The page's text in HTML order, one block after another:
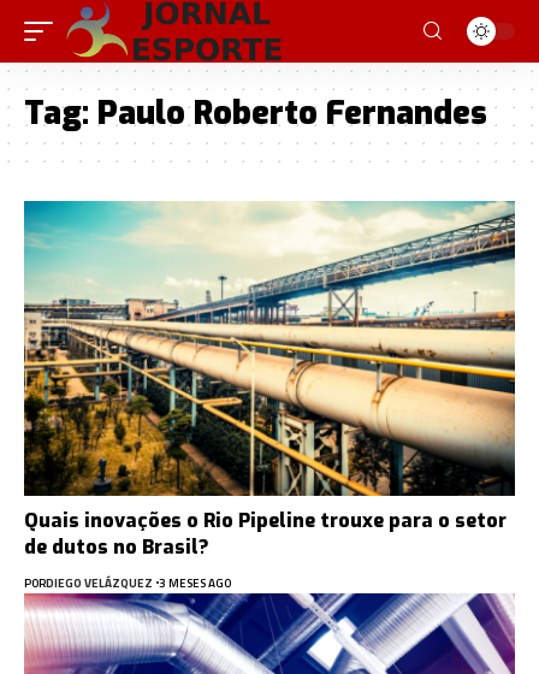
Tag: Paulo Roberto Fernandes
Quais inovações o Rio Pipeline trouxe para o setor
de dutos no Brasil?
PORDIEGO VELÁZQUEZ 3 MESES AGO